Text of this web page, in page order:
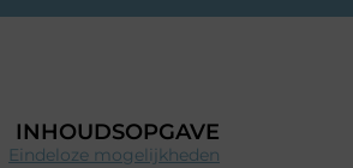
INHOUDSOPGAVE
Eindeloze mogelijkheden